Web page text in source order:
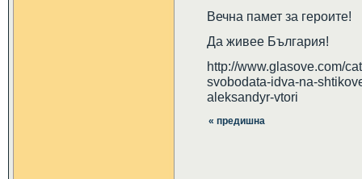
Вечна памет за героите!
Да живее България!
http://www.glasove.com/
svobodata-idva-na-
aleksandyr-vtori
« предишна